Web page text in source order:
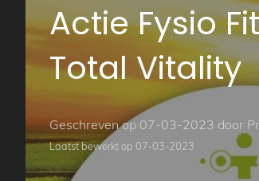
Actie Fysio
Total Vitality
Geschreven op 07-03-2023 door
Laatst bewerkt op 07-03-2023